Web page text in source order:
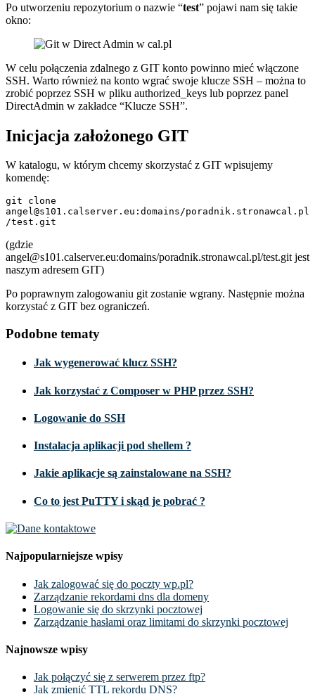
Po utworzeniu repozytorium o nazwie “test” pojawi nam się takie
okno:
W celu połączenia zdalnego z GIT konto powinno mieć włączone
SSH. Warto również na konto wgrać swoje klucze SSH – można to
zrobić poprzez SSH w pliku authorized_keys lub poprzez panel
DirectAdmin w zakładce “Klucze SSH”.
Inicjacja założonego GIT
W katalogu, w którym chcemy skorzystać z GIT wpisujemy
komendę:
git clone
angel@s101.calserver.eu:domains/poradnik.stronawcal.pl
(gdzie
angel@s101.calserver.eu:domains/poradnik.stronawcal.pl/test.git jest
naszym adresem GIT)
Po poprawnym zalogowaniu git zostanie wgrany. Następnie można
korzystać z GIT bez ograniczeń.
Podobne tematy
Jak wygenerować klucz SSH?
Jak korzystać z Composer w PHP przez SSH?
Logowanie do SSH
Instalacja aplikacji pod shellem ?
Jakie aplikacje są zainstalowane na SSH?
Co to jest PuTTY i skąd je pobrać ?
Najpopularniejsze wpisy
Jak zalogować się do poczty wp.pl?
Zarządzanie rekordami dns dla domeny
Logowanie się do skrzynki pocztowej
Zarządzanie hasłami oraz limitami do skrzynki pocztowej
Najnowsze wpisy
Jak połączyć się z serwerem przez ftp?
Jak zmienić TTL rekordu DNS?